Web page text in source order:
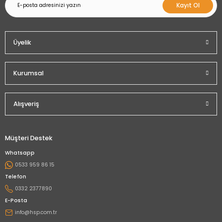
Kayıt Ol
Üyelik
Kurumsal
Alışveriş
Müşteri Destek
Whatsapp
0533 959 86 15
Telefon
0332 2377890
E-Posta
info@hsp.com.tr